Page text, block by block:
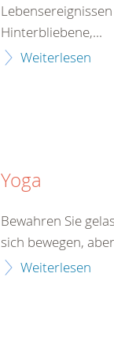
Hinterbliebene,...
Weiterlesen
Yoga
Bewahren Sie
sich bewegen,
Weiterlesen